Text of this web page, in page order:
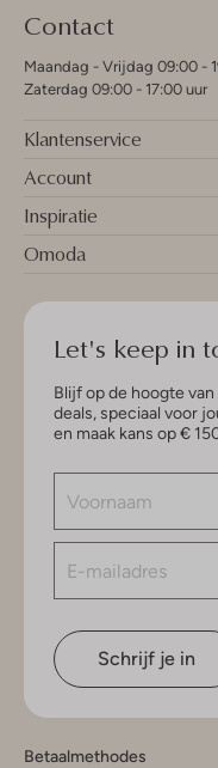
Contact
Maandag - Vrijdag 09:00 -
Zaterdag 09:00 - 17:00 uur
Klantenservice
Account
Inspiratie
Omoda
Let's keep in
Blijf op de hoogte
deals, speciaal voor
en maak kans op €
Schrijf je in
Betaalmethodes